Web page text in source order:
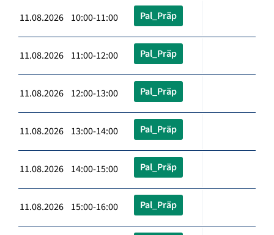
11.08.2026 10:00-11:00 Pal_Präp
11.08.2026 11:00-12:00 Pal_Präp
11.08.2026 12:00-13:00 Pal_Präp
11.08.2026 13:00-14:00 Pal_Präp
11.08.2026 14:00-15:00 Pal_Präp
11.08.2026 15:00-16:00 Pal_Präp